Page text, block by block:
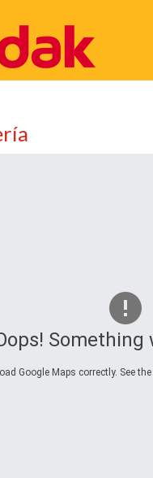
Something
Google Maps correctly. See